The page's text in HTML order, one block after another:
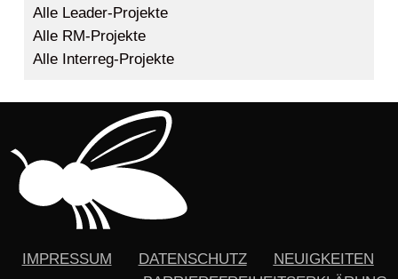
Alle Leader-Projekte
Alle RM-Projekte
Alle Interreg-Projekte
IMPRESSUM DATENSCHUTZ
NEUIGKEITEN